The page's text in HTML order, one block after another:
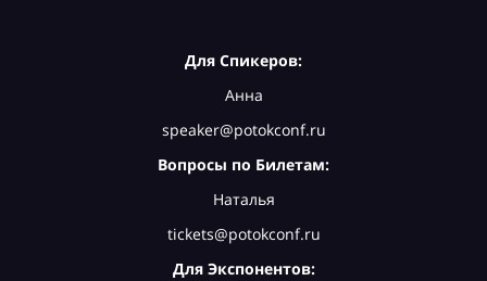
Для Спикеров:
Анна
speaker@potokconf.ru
Вопросы по Билетам:
Наталья
tickets@potokconf.ru
Для Экспонентов: